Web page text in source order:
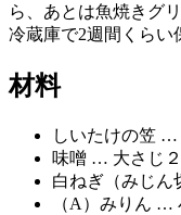
ら、あとは魚焼きグ
冷蔵庫で2週間くらい
材料
しいたけの笠 …
味噌 … 大さじ２
白ねぎ（みじ
（A）みりん …